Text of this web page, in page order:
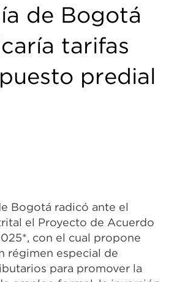
de Bogotá
tarifas
predial
Bogotá radicó ante el
el Proyecto de Acuerdo
con el cual propone
régimen especial de
para promover la